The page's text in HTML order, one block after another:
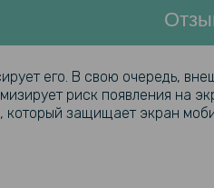
его. В свою очередь,
риск появления на
который защищает экран